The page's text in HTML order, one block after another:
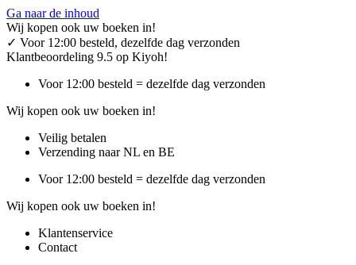
Ga naar de inhoud
Wij kopen ook uw boeken in!
✓ Voor 12:00 besteld, dezelfde dag verzonden
Klantbeoordeling 9.5 op Kiyoh!
Voor 12:00 besteld = dezelfde dag verzonden
Wij kopen ook uw boeken in!
Veilig betalen
Verzending naar NL en BE
Voor 12:00 besteld = dezelfde dag verzonden
Wij kopen ook uw boeken in!
Klantenservice
Contact